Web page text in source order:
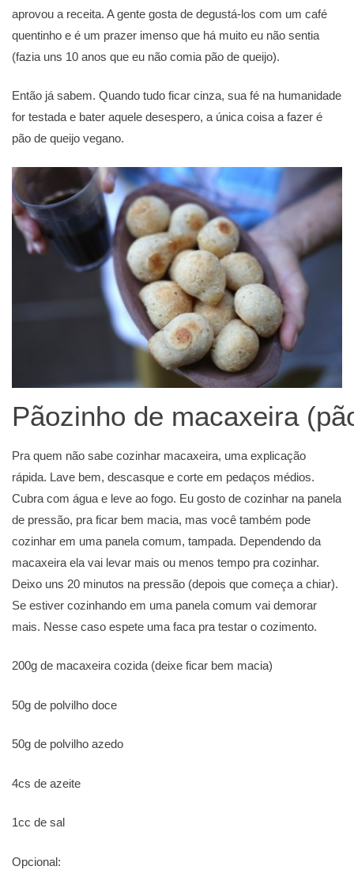
aprovou a receita. A gente gosta de degustá-los com um café
quentinho e é um prazer imenso que há muito eu não sentia
(fazia uns 10 anos que eu não comia pão de queijo).
Então já sabem. Quando tudo ficar cinza, sua fé na humanidade
for testada e bater aquele desespero, a única coisa a fazer é
pão de queijo vegano.
Pãozinho de macaxeira
Pra quem não sabe cozinhar macaxeira, uma explicação
rápida. Lave bem, descasque e corte em pedaços médios.
Cubra com água e leve ao fogo. Eu gosto de cozinhar na panela
de pressão, pra ficar bem macia, mas você também pode
cozinhar em uma panela comum, tampada. Dependendo da
macaxeira ela vai levar mais ou menos tempo pra cozinhar.
Deixo uns 20 minutos na pressão (depois que começa a chiar).
Se estiver cozinhando em uma panela comum vai demorar
mais. Nesse caso espete uma faca pra testar o cozimento.
200g de macaxeira cozida (deixe ficar bem macia)
50g de polvilho doce
50g de polvilho azedo
4cs de azeite
1cc de sal
Opcional: